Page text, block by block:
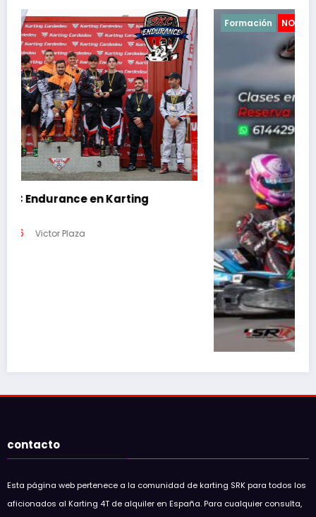
Formación NOTICIAS
SRK Racing Academy anuncia clases de
contacto